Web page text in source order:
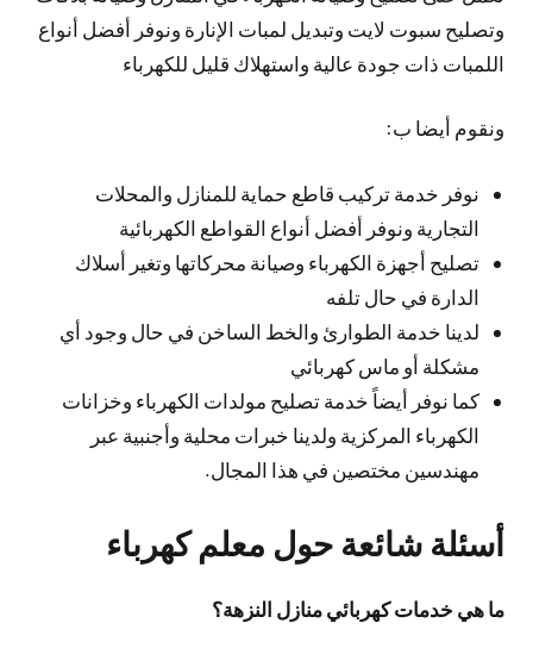
وتصليح سبوت لايت وتبديل لمبات الإنارة ونوفر أفضل أنواع
اللمبات ذات جودة عالية واستهلاك قليل للكهرباء
ونقوم أيضا ب:
نوفر خدمة تركيب قاطع حماية للمنازل والمحلات
التجارية ونوفر أفضل أنواع القواطع الكهربائية
تصليح أجهزة الكهرباء وصيانة محركاتها وتغير أسلاك
الدارة في حال تلفه
لدينا خدمة الطوارئ والخط الساخن في حال وجود أي
مشكلة أو ماس كهربائي
كما نوفر أيضاً خدمة تصليح مولدات الكهرباء وخزانات
الكهرباء المركزية ولدينا خبرات محلية وأجنبية عبر
مهندسين مختصين في هذا المجال.
أسئلة شائعة حول معلم كهرباء
ما هي خدمات كهربائي منازل النزهة؟